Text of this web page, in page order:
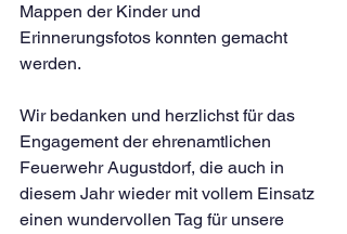
Mappen der Kinder und
Erinnerungsfotos konnten gemacht
werden.
Wir bedanken und herzlichst für das
Engagement der ehrenamtlichen
Feuerwehr Augustdorf, die auch in
diesem Jahr wieder mit vollem Einsatz
einen wundervollen Tag für unsere